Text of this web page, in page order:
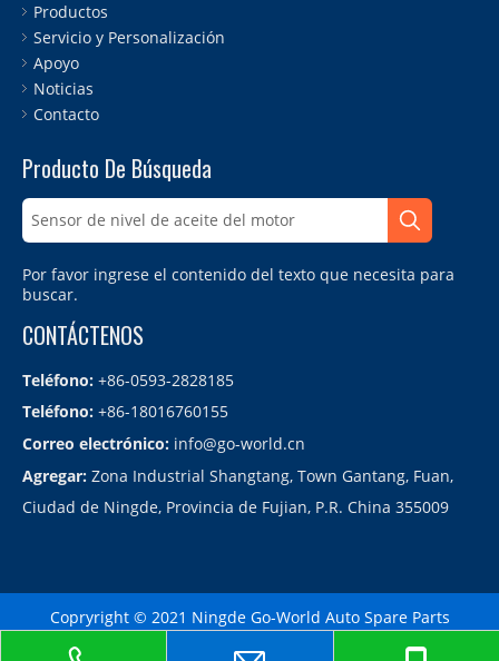
Productos
Servicio y Personalización
Apoyo
Noticias
Contacto
Producto De Búsqueda
Por favor ingrese el contenido del texto que necesita para
buscar.
CONTÁCTENOS
Teléfono: +86-0593-2828185
Teléfono: +86-18016760155
Correo electrónico: info@go-world.cn
Agregar: Zona Industrial Shangtang, Town Gantang, Fuan,
Ciudad de Ningde, Provincia de Fujian, P.R. China 355009
Copryright © 2021 Ningde Go-World Auto Spare Parts
Co.,LTD.备案号：
| Technology